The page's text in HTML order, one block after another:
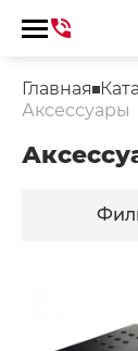
Главная
Аксессуары